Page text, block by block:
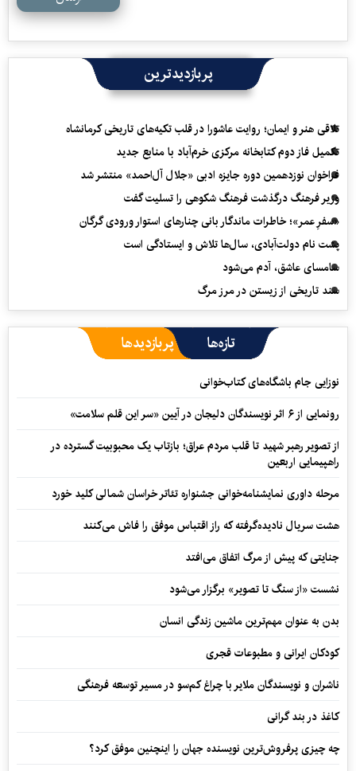
پربازدیدترین
تلاقی هنر و ایمان؛ روایت عاشورا در قلب تکیه‌های تاریخی کرمانشاه
تکمیل فاز دوم کتابخانه مرکزی خرم‌آباد با منابع جدید
فراخوان نوزدهمین دوره جایزه ادبی «جلال آل‌احمد» منتشر شد
وزیر فرهنگ درگذشت فرهنگ شکوهی را تسلیت گفت
«سفرِ عمر»؛ خاطرات ماندگار بانی چنارهای استوار ورودی گرگان
پشت نام دولت‌آبادی، سال‌ها تلاش و ایستادگی است
سامسای عاشق، آدم می‌شود
سند تاریخی از زیستن در مرز مرگ
تازه‌ها پربازدیدها
نوزایی جام باشگاه‌های کتاب‌خوانی
رونمایی از ۶ اثر نویسندگان دلیجان در آیین «سر این قلم سلامت»
از تصویر رهبر شهید تا قلب مردم عراق؛ بازتاب یک محبوبیت گسترده در
راهپیمایی اربعین
مرحله داوری نمایشنامه‌خوانی جشنواره تئاتر خراسان شمالی کلید خورد
هشت سریال نادیده‌گرفته که راز اقتباس موفق را فاش می‌کنند
جنایتی که پیش از مرگ اتفاق می‌افتد
نشست «از سنگ تا تصویر» برگزار می‌شود
بدن به عنوان مهم‌ترین ماشین زندگی انسان
کودکان ایرانی و مطبوعات قجری
ناشران و نویسندگان ملایر با چراغ کم‌سو در مسیر توسعه فرهنگی
کاغذ در بند گرانی
چه چیزی پرفروش‌ترین نویسنده جهان را اینچنین موفق کرد؟